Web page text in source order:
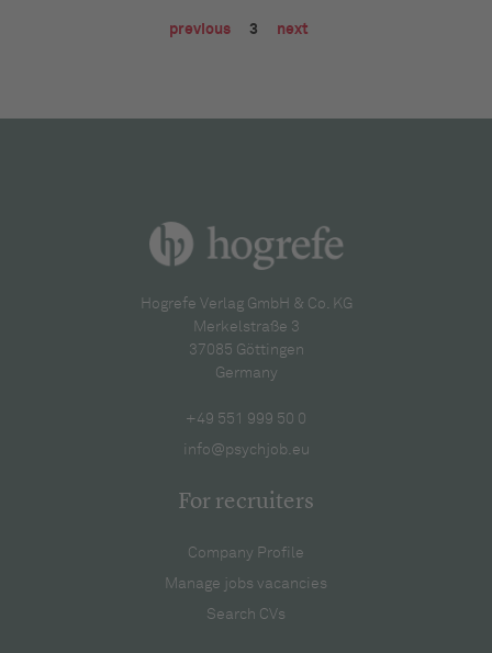
previous 3 next
Hogrefe Verlag GmbH & Co. KG
Merkelstraße 3
37085 Göttingen
Germany
+49 551 999 50 0
info@psychjob.eu
For recruiters
Company Profile
Manage jobs vacancies
Search CVs